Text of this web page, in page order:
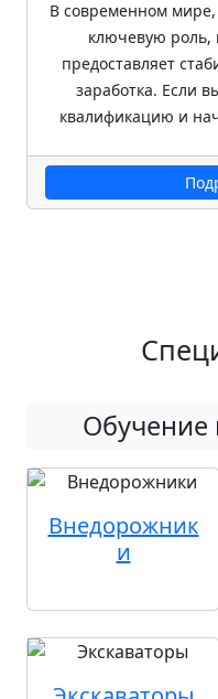
В современном мире,
ключевую роль,
предоставляет
заработка. Если
квалификацию и
Обучение
Внедорожник
и